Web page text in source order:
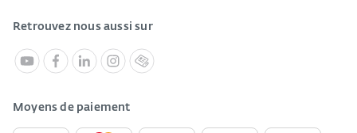
Retrouvez nous aussi sur
Moyens de paiement